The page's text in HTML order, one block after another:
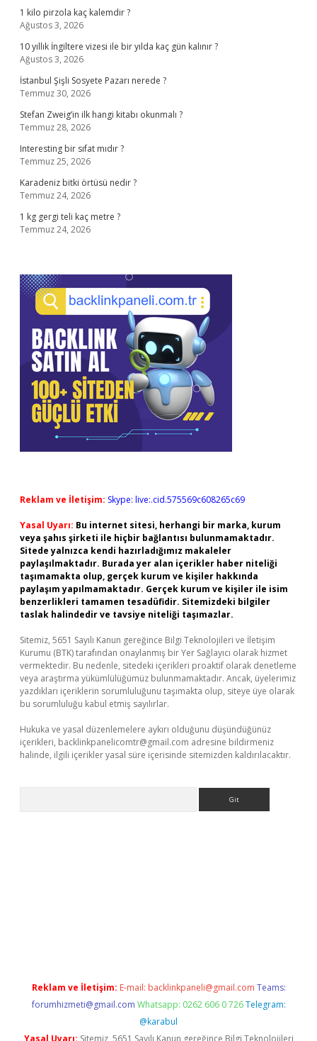
1 kilo pirzola kaç kalemdir ?
Ağustos 3, 2026
10 yıllık İngiltere vizesi ile bir yılda kaç gün kalınır ?
Ağustos 3, 2026
İstanbul Şişli Sosyete Pazarı nerede ?
Temmuz 30, 2026
Stefan Zweig’in ilk hangi kitabı okunmalı ?
Temmuz 28, 2026
Interesting bir sıfat mıdır ?
Temmuz 25, 2026
Karadeniz bitki örtüsü nedir ?
Temmuz 24, 2026
1 kg gergi teli kaç metre ?
Temmuz 24, 2026
Reklam ve İletişim: Skype: live:.cid.575569c608265c69
Yasal Uyarı: Bu internet sitesi, herhangi bir marka, kurum
veya şahıs şirketi ile hiçbir bağlantısı bulunmamaktadır.
Sitede yalnızca kendi hazırladığımız makaleler
paylaşılmaktadır. Burada yer alan içerikler haber niteliği
taşımamakta olup, gerçek kurum ve kişiler hakkında
paylaşım yapılmamaktadır. Gerçek kurum ve kişiler ile isim
benzerlikleri tamamen tesadüfidir. Sitemizdeki bilgiler
taslak halindedir ve tavsiye niteliği taşımazlar.
Sitemiz, 5651 Sayılı Kanun gereğince Bilgi Teknolojileri ve İletişim
Kurumu (BTK) tarafından onaylanmış bir Yer Sağlayıcı olarak hizmet
vermektedir. Bu nedenle, sitedeki içerikleri proaktif olarak denetleme
veya araştırma yükümlülüğümüz bulunmamaktadır. Ancak, üyelerimiz
yazdıkları içeriklerin sorumluluğunu taşımakta olup, siteye üye olarak
bu sorumluluğu kabul etmiş sayılırlar.
Hukuka ve yasal düzenlemelere aykırı olduğunu düşündüğünüz
içerikleri, backlinkpanelicomtr@gmail.com adresine bildirmeniz
halinde, ilgili içerikler yasal süre içerisinde sitemizden kaldırılacaktır.
Reklam ve İletişim: E-mail: backlinkpaneli@gmail.com Teams:
forumhizmeti@gmail.com Whatsapp: 0262 606 0 726 Telegram:
@karabul
Yasal Uyarı: Sitemiz, 5651 Sayılı Kanun gereğince Bilgi Teknolojileri